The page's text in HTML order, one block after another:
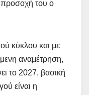
προσοχή του ο
κύκλου και με
αναμέτρηση,
το 2027, βασική
είναι η